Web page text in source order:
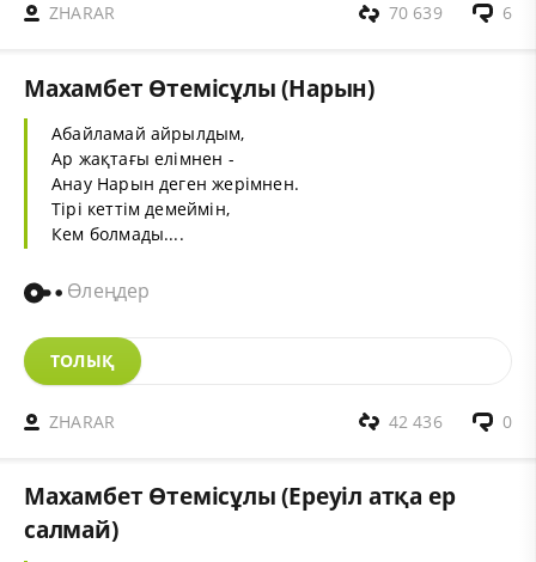
ZHARAR 6
70 639
Махамбет Өтемісұлы (Нарын)
Абайламай айрылдым,
Ар жақтағы елімнен -
Анау Нарын деген жерімнен.
Тірі кеттім демеймін,
Кем болмады....
Өлеңдер
ТОЛЫҚ
ZHARAR 0
42 436
Махамбет Өтемісұлы (Ереуіл атқа ер
салмай)